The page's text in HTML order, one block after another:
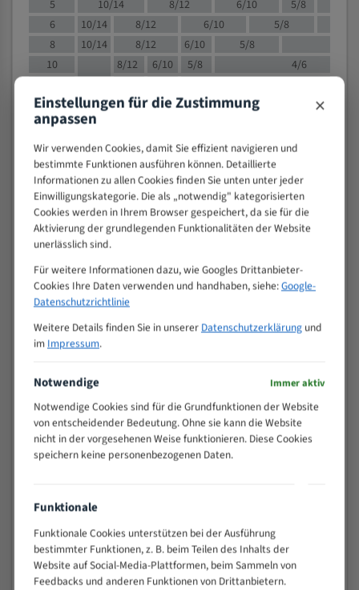
5
10/14 8/12 6/10
5/8
6
10/14 8/12 6/10
5/8
8
10/14 8/12 6/10 5/8
10
8/12 6/10 5/8
4/6
15
8/12 6/10
4/5
20
30
4/5
50
80
> 100
VOLLMATERIAL
M (mm)
Zähne pro
Zoll (ZpZ))
>
10/14
15 - 40
8/12
25 - 50
35 - 70
80 - 180
3/4
130 -
350
2/3
200 -
> 500
0,75/1,25
Vorteile:
Einstellungen für die Zustimmung
anpassen ×
Wir verwenden Cookies, damit Sie effizient navigieren und
bestimmte Funktionen ausführen können. Detaillierte
Informationen zu allen Cookies finden Sie unten unter jeder
Einwilligungskategorie. Die als „notwendig" kategorisierten
Cookies werden in Ihrem Browser gespeichert, da sie für die
Aktivierung der grundlegenden Funktionalitäten der Website
unerlässlich sind.
Für weitere Informationen dazu, wie Googles Drittanbieter-
Cookies Ihre Daten verwenden und handhaben, siehe:Google-
Datenschutzrichtlinie
Weitere Details finden Sie in unserer Datenschutzerklärungund
im Impressum.
Notwendige Immer aktiv
Notwendige Cookies sind für die Grundfunktionen der Website
von entscheidender Bedeutung. Ohne sie kann die Website
nicht in der vorgesehenen Weise funktionieren. Diese Cookies
speichern keine personenbezogenen Daten.
Funktionale
Funktionale Cookies unterstützen bei der Ausführung
bestimmter Funktionen, z. B. beim Teilen des Inhalts der
Website auf Social-Media-Plattformen, beim Sammeln von
Feedbacks und anderen Funktionen von Drittanbietern.